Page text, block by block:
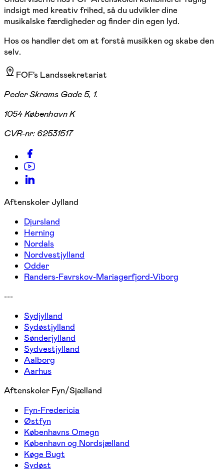
indsigt med kreativ frihed, så du udvikler dine
musikalske færdigheder og finder din egen lyd.
Hos os handler det om at forstå musikken og skabe den
selv.
FOF's Landssekretariat
Peder Skrams Gade 5, 1.
1054 København K
CVR-nr: 62531517
Aftenskoler Jylland
Djursland
Herning
Nordals
Nordvestjylland
Odder
Randers-Favrskov-Mariagerfjord-Viborg
---
Sydjylland
Sydøstjylland
Sønderjylland
Sydvestjylland
Aalborg
Aarhus
Aftenskoler Fyn/Sjælland
Fyn-Fredericia
Østfyn
Københavns Omegn
København og Nordsjælland
Køge Bugt
Sydøst